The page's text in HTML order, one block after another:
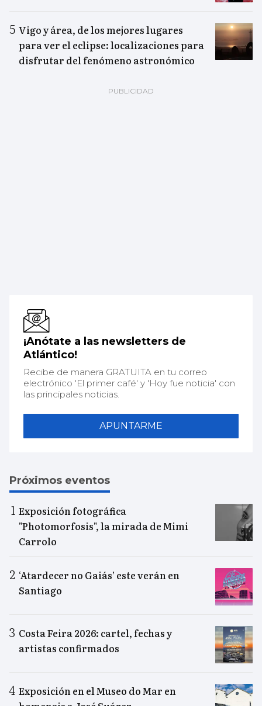
Vigo y área, de los mejores lugares
para ver el eclipse: localizaciones para
disfrutar del fenómeno astronómico
¡Anótate a las newsletters de
Atlántico!
Recibe de manera GRATUITA en tu correo
electrónico 'El primer café' y 'Hoy fue noticia' con
las principales noticias.
APUNTARME
Próximos eventos
Exposición fotográfica
"Photomorfosis", la mirada de Mimi
Carrolo
‘Atardecer no Gaiás’ este verán en
Santiago
Costa Feira 2026: cartel, fechas y
artistas confirmados
Exposición en el Museo do Mar en